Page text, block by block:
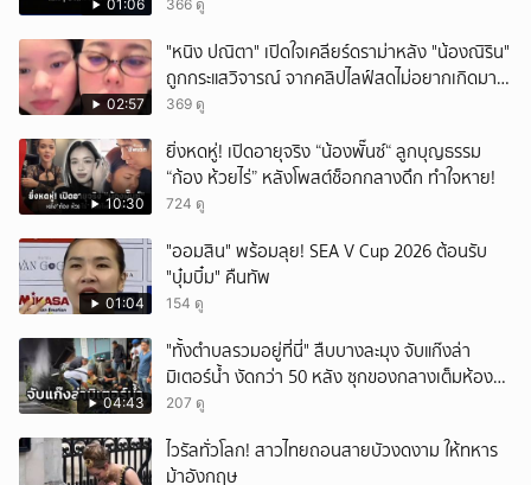
01:06 366 ดู
02:57
"หนิง ปณิตา" เปิดใจเคลียร์ดราม่าหลัง "น้องณิริน"
ถูกกระแสวิจารณ์ จากคลิปไลฟ์สดไม่อยากเกิดมา
หน้าเหมือนพ่อ
369 ดู
10:30
ยิ่งหดหู่! เปิดอายุจริง “น้องพั๊นซ์“ ลูกบุญธรรม
“ก้อง ห้วยไร่” หลังโพสต์ช็อกกลางดึก ทำใจหาย!
724 ดู
01:04
"ออมสิน" พร้อมลุย! SEA V Cup 2026 ต้อนรับ
"บุ๋มบิ๋ม" คืนทัพ
154 ดู
04:43
"ทั้งตำบลรวมอยู่ที่นี่" สืบบางละมุง จับแก๊งล่า
มิเตอร์น้ำ งัดกว่า 50 หลัง ซุกของกลางเต็มห้อง
สารภาพขายหาเงินซื้อยา จ.ชลบุรี
207 ดู
ไวรัลทั่วโลก! สาวไทยถอนสายบัวงดงาม ให้ทหาร
ม้าอังกฤษ